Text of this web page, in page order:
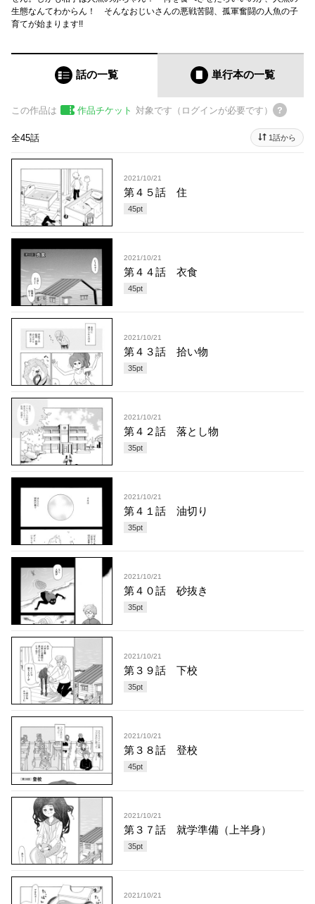
生態なんてわからん！ そんなおじいさんの悪戦苦闘、孤軍奮闘の人魚の子
育てが始まります!!
話の一覧 単行本の一覧
この作品は 作品チケット 対象です（ログインが必要です）
全45話 1話から
2021/10/21
第４５話 住
45pt
2021/10/21
第４４話 衣食
45pt
2021/10/21
第４３話 拾い物
35pt
2021/10/21
第４２話 落とし物
35pt
2021/10/21
第４１話 油切り
35pt
2021/10/21
第４０話 砂抜き
35pt
2021/10/21
第３９話 下校
35pt
2021/10/21
第３８話 登校
45pt
2021/10/21
第３７話 就学準備（上半身）
35pt
2021/10/21